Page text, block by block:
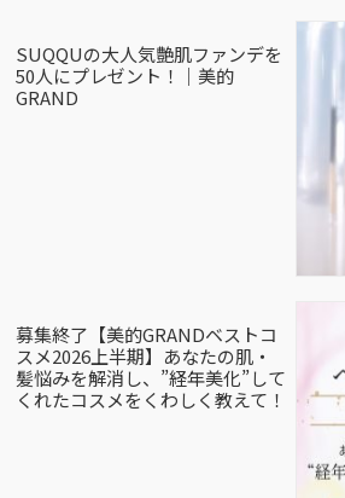
SUQQUの大人気艶肌ファンデを
50人にプレゼント！｜美的
GRAND
募集終了【美的GRANDベストコ
スメ2026上半期】あなたの肌・
髪悩みを解消し、”経年美化”して
くれたコスメをくわしく教えて！